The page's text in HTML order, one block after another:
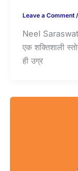
Leave a Comment
Neel Saraswati
एक शक्तिशाली
ही उग्र